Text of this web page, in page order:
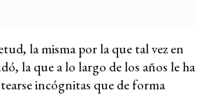
la misma por la que tal vez en
la que a lo largo de los años le ha
incógnitas que de forma